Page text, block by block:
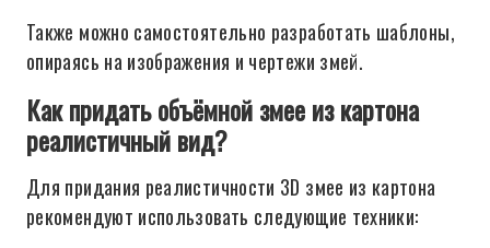
Также можно самостоятельно разработать шаблоны,
опираясь на изображения и чертежи змей.
Как придать объёмной змее из картона
реалистичный вид?
Для придания реалистичности 3D змее из картона
рекомендуют использовать следующие техники: